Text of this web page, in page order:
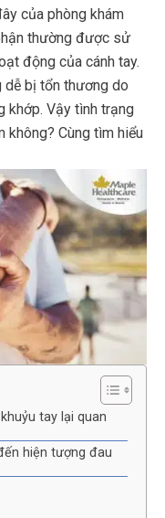
của phòng khám
thường được sử
động của cánh tay.
dễ bị tổn thương do
khớp. Vậy tình trạng
không? Cùng tìm hiểu
tay lại quan
hiện tượng đau